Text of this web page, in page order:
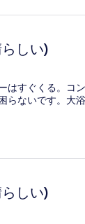
しい)
はすぐくる。コ
らないです。大
しい)